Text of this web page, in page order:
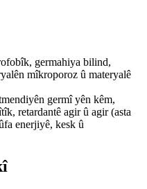
germahiya bilind,
mîkroporoz û materyalê
germî yên kêm,
retardantê agir û agir (asta
enerjiyê, kesk û